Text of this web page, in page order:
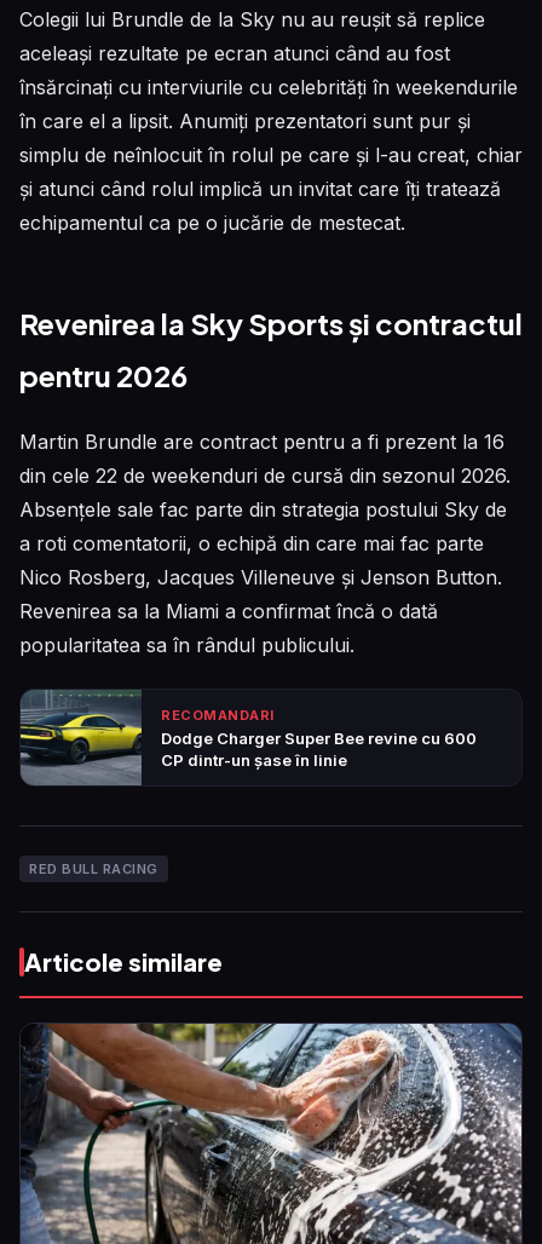
Colegii lui Brundle de la Sky nu au reușit să replice
aceleași rezultate pe ecran atunci când au fost
însărcinați cu interviurile cu celebrități în weekendurile
în care el a lipsit. Anumiți prezentatori sunt pur și
simplu de neînlocuit în rolul pe care și l-au creat, chiar
și atunci când rolul implică un invitat care îți tratează
echipamentul ca pe o jucărie de mestecat.
Revenirea la Sky Sports și contractul
pentru 2026
Martin Brundle are contract pentru a fi prezent la 16
din cele 22 de weekenduri de cursă din sezonul 2026.
Absențele sale fac parte din strategia postului Sky de
a roti comentatorii, o echipă din care mai fac parte
Nico Rosberg, Jacques Villeneuve și Jenson Button.
Revenirea sa la Miami a confirmat încă o dată
popularitatea sa în rândul publicului.
RECOMANDARI
Dodge Charger Super Bee revine cu 600
CP dintr-un șase în linie
RED BULL RACING
Articole similare